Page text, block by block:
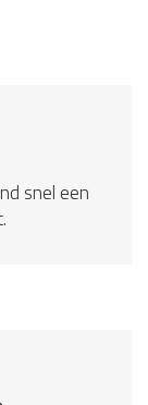
snel een